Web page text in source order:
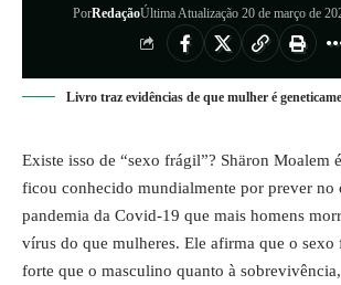
PorRedaçãoÚltima Atualização 20 de março de
Livro traz evidências de que mulher é
Existe isso de “sexo frágil”? Shäron Moalem
ficou conhecido mundialmente por prever no
pandemia da Covid-19 que mais homens
vírus do que mulheres. Ele afirma que o sexo
forte que o masculino quanto à